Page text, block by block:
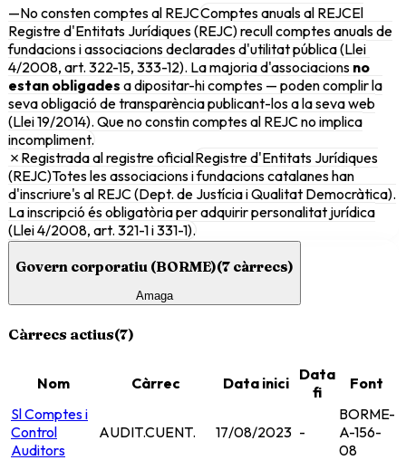
—No consten comptes al REJCComptes anuals al REJCEl
Registre d'Entitats Jurídiques (REJC) recull comptes anuals de
fundacions i associacions declarades d'utilitat pública (Llei
4/2008, art. 322-15, 333-12). La majoria d'associacions no
estan obligades a dipositar-hi comptes — poden complir la
seva obligació de transparència publicant-los a la seva web
(Llei 19/2014). Que no constin comptes al REJC no implica
incompliment.
✗ Registrada al registre oficialRegistre d'Entitats Jurídiques
(REJC)Totes les associacions i fundacions catalanes han
d'inscriure's al REJC (Dept. de Justícia i Qualitat Democràtica).
La inscripció és obligatòria per adquirir personalitat jurídica
(Llei 4/2008, art. 321-1 i 331-1).
Govern corporatiu (BORME)(7 càrrecs)
Amaga
Càrrecs actius(7)
Nom Càrrec Data inici
Data
fi
Font
Sl Comptes i
Control
Auditors
AUDIT.CUENT. 17/08/2023 -
BORME-
A-156-
08